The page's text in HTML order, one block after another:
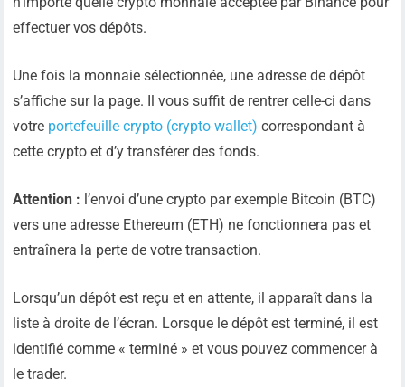
effectuer vos dépôts.
Une fois la monnaie sélectionnée, une adresse de dépôt
s’affiche sur la page. Il vous suffit de rentrer celle-ci dans
votre portefeuille crypto (crypto wallet) correspondant à
cette crypto et d’y transférer des fonds.
Attention : l’envoi d’une crypto par exemple Bitcoin (BTC)
vers une adresse Ethereum (ETH) ne fonctionnera pas et
entraînera la perte de votre transaction.
Lorsqu’un dépôt est reçu et en attente, il apparaît dans la
liste à droite de l’écran. Lorsque le dépôt est terminé, il est
identifié comme « terminé » et vous pouvez commencer à
le trader.